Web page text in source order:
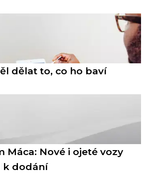
dělat to, co ho baví
Máca: Nové i ojeté vozy
k dodání